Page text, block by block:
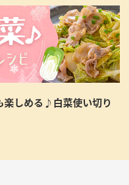
楽しめる♪白菜使い切り